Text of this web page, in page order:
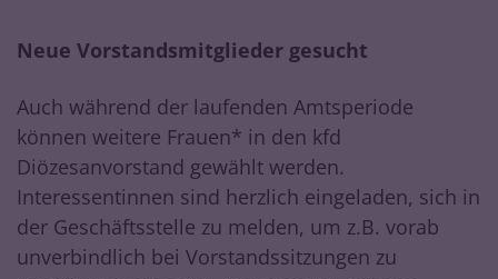
Neue Vorstandsmitglieder gesucht
Auch während der laufenden Amtsperiode
können weitere Frauen* in den kfd
Diözesanvorstand gewählt werden.
Interessentinnen sind herzlich eingeladen, sich in
der Geschäftsstelle zu melden, um z.B. vorab
unverbindlich bei Vorstandssitzungen zu